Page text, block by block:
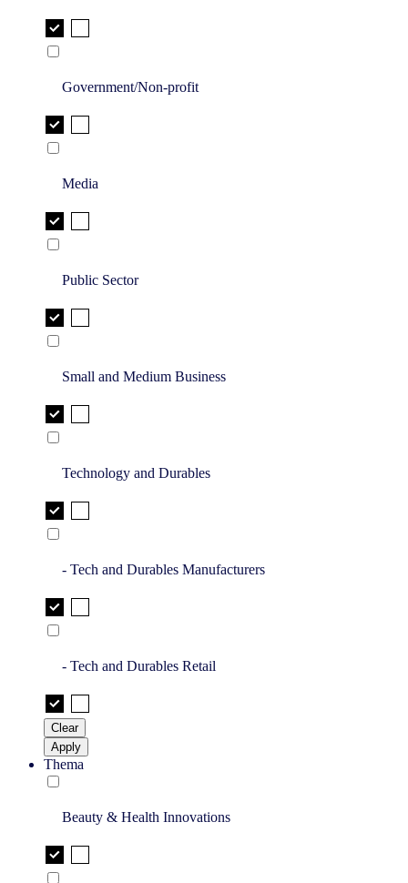
Government/Non-profit
Media
Public Sector
Small and Medium Business
Technology and Durables
- Tech and Durables Manufacturers
- Tech and Durables Retail
Clear
Apply
Thema
Beauty & Health Innovations